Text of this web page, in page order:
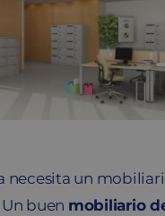
necesita un
buen mobiliario